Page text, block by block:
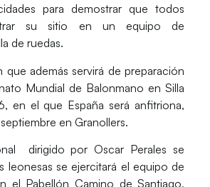
para demostrar que todos
su sitio en un equipo de
de ruedas.
que además servirá de preparación
Mundial de Balonmano en Silla
en el que España será anfitriona,
en Granollers.
dirigido por Oscar Perales se
leonesas se ejercitará el equipo de
el Pabellón Camino de Santiago,